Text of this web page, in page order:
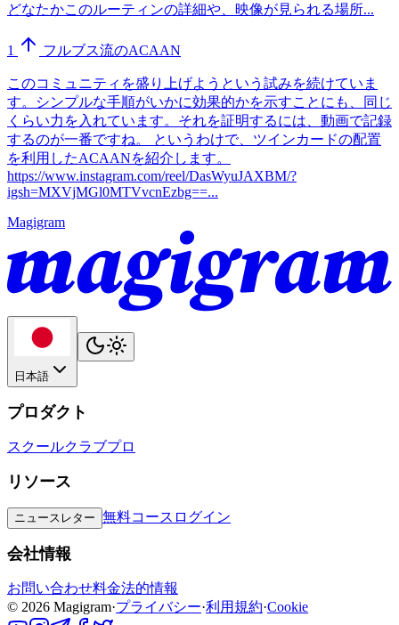
どなたかこのルーティンの詳細や、映像が見られる場所...
1 フルブス流のACAAN
このコミュニティを盛り上げようという試みを続けていま
す。シンプルな手順がいかに効果的かを示すことにも、同じ
くらい力を入れています。それを証明するには、動画で記録
するのが一番ですね。 というわけで、ツインカードの配置
を利用したACAANを紹介します。
https://www.instagram.com/reel/DasWyuJAXBM/?
igsh=MXVjMGl0MTVvcnEzbg==...
Magigram
日本語
プロダクト
スクールクラブプロ
リソース
ニュースレター 無料コース ログイン
会社情報
お問い合わせ料金法的情報
© 2026 Magigram·プライバシー·利用規約·Cookie